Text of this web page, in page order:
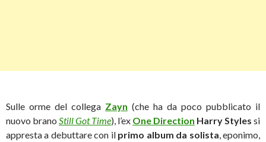
Sulle orme del collega Zayn (che ha da poco pubblicato il
nuovo brano Still Got Time), l’ex One Direction Harry Styles si
appresta a debuttare con il primo album da solista , eponimo,